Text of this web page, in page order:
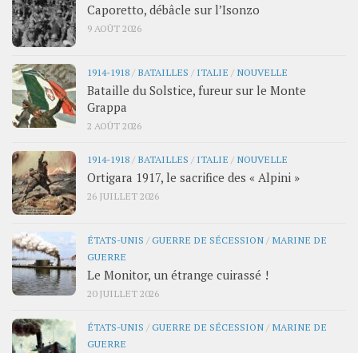
Caporetto, débâcle sur l’Isonzo
9 AOÛT 2026
1914-1918 / BATAILLES / ITALIE / NOUVELLE
Bataille du Solstice, fureur sur le Monte
Grappa
2 AOÛT 2026
1914-1918 / BATAILLES / ITALIE / NOUVELLE
Ortigara 1917, le sacrifice des « Alpini »
26 JUILLET 2026
ÉTATS-UNIS /GUERRE DE SÉCESSION / MARINE DE
GUERRE
Le Monitor, un étrange cuirassé !
20 JUILLET 2026
ÉTATS-UNIS /GUERRE DE SÉCESSION / MARINE DE
GUERRE